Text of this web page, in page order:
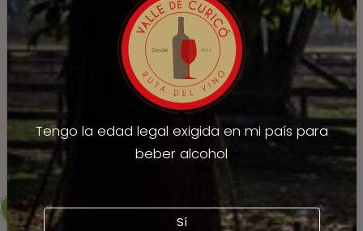
Tengo la edad legal exigida en mi país para
beber alcohol
Sí
Soler Curicó
Soler Curicó - Longitudinal Sur, Curicó, Romeral,
Chile
¿Cómo llegar?
Ver detalle